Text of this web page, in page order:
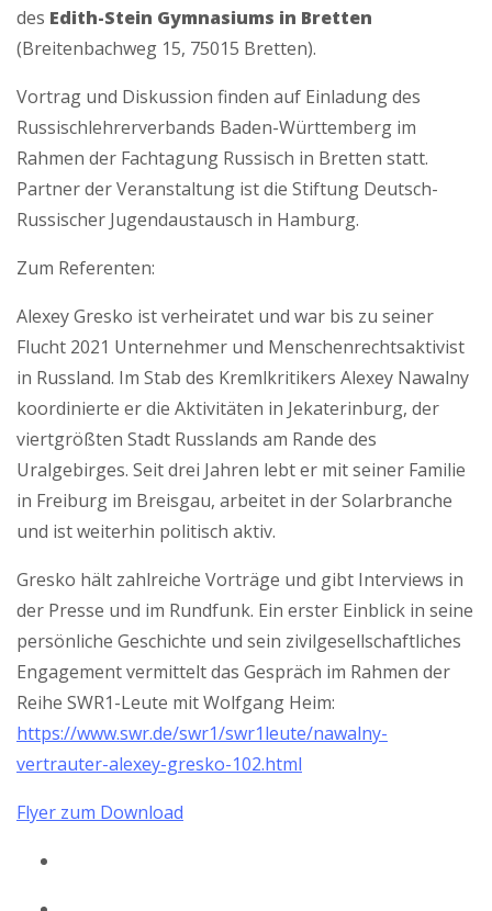
des Edith-Stein Gymnasiums in Bretten
(Breitenbachweg 15, 75015 Bretten).
Vortrag und Diskussion finden auf Einladung des
Russischlehrerverbands Baden-Württemberg im
Rahmen der Fachtagung Russisch in Bretten statt.
Partner der Veranstaltung ist die Stiftung Deutsch-
Russischer Jugendaustausch in Hamburg.
Zum Referenten:
Alexey Gresko ist verheiratet und war bis zu seiner
Flucht 2021 Unternehmer und Menschenrechtsaktivist
in Russland. Im Stab des Kremlkritikers Alexey Nawalny
koordinierte er die Aktivitäten in Jekaterinburg, der
viertgrößten Stadt Russlands am Rande des
Uralgebirges. Seit drei Jahren lebt er mit seiner Familie
in Freiburg im Breisgau, arbeitet in der Solarbranche
und ist weiterhin politisch aktiv.
Gresko hält zahlreiche Vorträge und gibt Interviews in
der Presse und im Rundfunk. Ein erster Einblick in seine
persönliche Geschichte und sein zivilgesellschaftliches
Engagement vermittelt das Gespräch im Rahmen der
Reihe SWR1-Leute mit Wolfgang Heim:
https://www.swr.de/swr1/swr1leute/nawalny-
vertrauter-alexey-gresko-102.html
Flyer zum Download